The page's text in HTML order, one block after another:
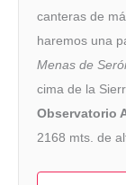
canteras de
haremos una
Menas de
cima de la
Observatorio
2168 mts. de